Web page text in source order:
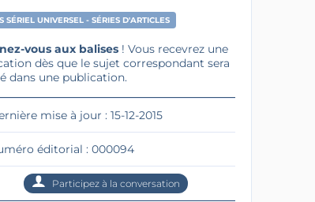
SÉRIEL UNIVERSEL - SÉRIES D'ARTICLES
vous aux balises! Vous recevrez une
dès que le sujet correspondant sera
dans une publication.
mise à jour : 15-12-2015
éditorial : 000094
Participez à la conversation